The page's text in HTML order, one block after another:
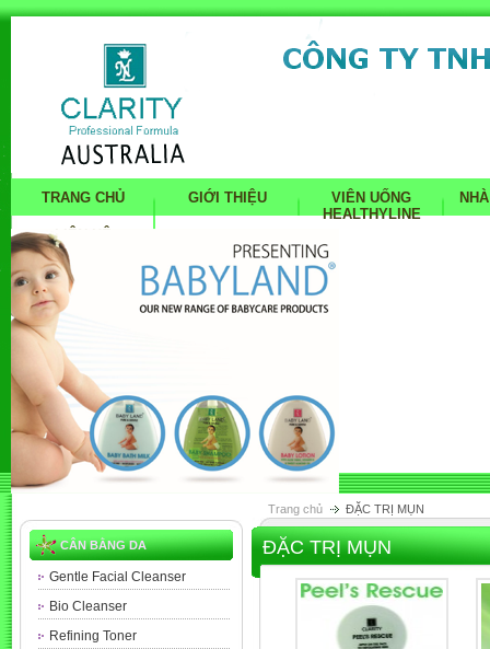
TRANG CHỦ GIỚI THIỆU
VIÊN UỐNG
HEALTHYLINE
LIÊN HỆ
CÂN BẰNG DA
Gentle Facial Cleanser
Bio Cleanser
Refining Toner
Trang chủ ĐẶC TRỊ MỤN
ĐẶC TRỊ MỤN